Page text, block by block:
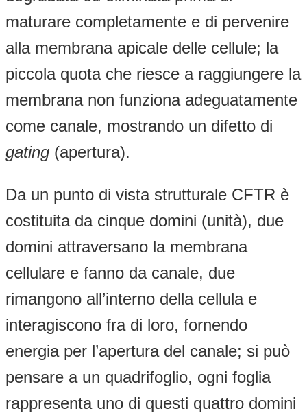
maturare completamente e di pervenire
alla membrana apicale delle cellule; la
piccola quota che riesce a raggiungere la
membrana non funziona adeguatamente
come canale, mostrando un difetto di
gating (apertura).
Da un punto di vista strutturale CFTR è
costituita da cinque domini (unità), due
domini attraversano la membrana
cellulare e fanno da canale, due
rimangono all’interno della cellula e
interagiscono fra di loro, fornendo
energia per l’apertura del canale; si può
pensare a un quadrifoglio, ogni foglia
rappresenta uno di questi quattro domini